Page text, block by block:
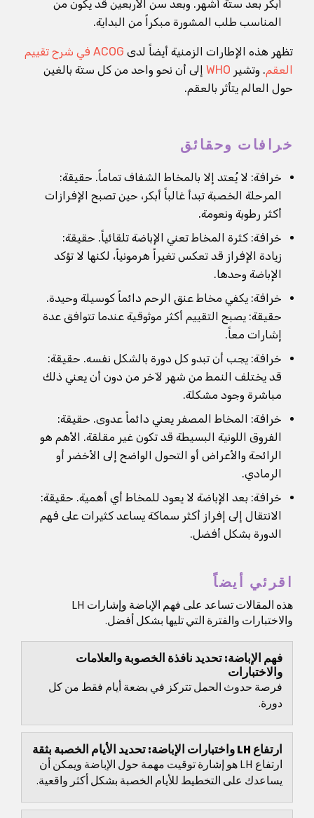
أبكر بعد ستة أشهر. وبعد سن الأربعين قد يكون من
المناسب طلب المشورة مبكراً من البداية.
تظهر هذه الإطارات الزمنية أيضاً لدى
ACOG في شرح تقييم
العقم. وتشير WHO إلى أن نحو واحد من كل ستة بالغين
حول العالم يتأثر بالعقم.
خرافات وحقائق
خرافة: لا يُعتد إلا بالمخاط الشفاف تماماً. حقيقة:
المرحلة الخصبة تبدأ غالباً أبكر، حين تصبح الإفرازات
أكثر رطوبة ونعومة.
خرافة: كثرة المخاط تعني الإباضة تلقائياً. حقيقة:
زيادة الإفراز قد تعكس تغيراً هرمونياً، لكنها لا تؤكد
الإباضة وحدها.
خرافة: يكفي مخاط عنق الرحم دائماً كوسيلة وحيدة.
حقيقة: يصبح التقييم أكثر موثوقية عندما تتوافق عدة
إشارات معاً.
خرافة: يجب أن تبدو كل دورة بالشكل نفسه. حقيقة:
قد يختلف النمط من شهر لآخر من دون أن يعني ذلك
مباشرة وجود مشكلة.
خرافة: المخاط المصفر يعني دائماً عدوى. حقيقة:
الفروق اللونية البسيطة قد تكون غير مقلقة. الأهم هو
الرائحة والأعراض أو التحول الواضح إلى الأخضر أو
الرمادي.
خرافة: بعد الإباضة لا يعود للمخاط أي أهمية. حقيقة:
الانتقال إلى إفراز أكثر سماكة يساعد كثيرات على فهم
الدورة بشكل أفضل.
اقرئي أيضاً
هذه المقالات تساعد على فهم الإباضة وإشارات LH
والاختبارات والفترة التي تليها بشكل أفضل.
فهم الإباضة: تحديد نافذة الخصوبة والعلامات
والاختبارات
فرصة حدوث الحمل تتركز في بضعة أيام فقط من كل
دورة.
ارتفاع LH واختبارات الإباضة: تحديد الأيام الخصبة بثقة
ارتفاع LH هو إشارة توقيت مهمة حول الإباضة ويمكن أن
يساعدك على التخطيط للأيام الخصبة بشكل أكثر واقعية.